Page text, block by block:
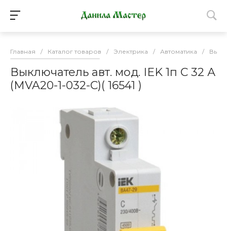
Главная / Каталог товаров / Электрика / Автоматика /
Выключатель авт. мод. IEK 1п С 32 А
(MVA20-1-032-С)( 16541 )